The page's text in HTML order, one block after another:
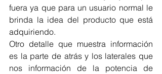
fuera ya que para un usuario normal le
brinda la idea del producto que está
adquiriendo.
Otro detalle que muestra información
es la parte de atrás y los laterales que
nos información de la potencia de